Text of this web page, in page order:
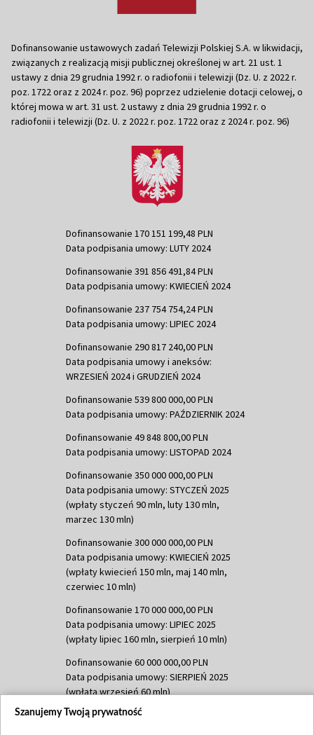
Dofinansowanie ustawowych zadań Telewizji Polskiej S.A. w likwidacji,
związanych z realizacją misji publicznej określonej w art. 21 ust. 1
ustawy z dnia 29 grudnia 1992 r. o radiofonii i telewizji (Dz. U. z 2022 r.
poz. 1722 oraz z 2024 r. poz. 96) poprzez udzielenie dotacji celowej, o
której mowa w art. 31 ust. 2 ustawy z dnia 29 grudnia 1992 r. o
radiofonii i telewizji (Dz. U. z 2022 r. poz. 1722 oraz z 2024 r. poz. 96)
Dofinansowanie 170 151 199,48 PLN
Data podpisania umowy: LUTY 2024
Dofinansowanie 391 856 491,84 PLN
Data podpisania umowy: KWIECIEŃ 2024
Dofinansowanie 237 754 754,24 PLN
Data podpisania umowy: LIPIEC 2024
Dofinansowanie 290 817 240,00 PLN
Data podpisania umowy i aneksów:
WRZESIEŃ 2024 i GRUDZIEŃ 2024
Dofinansowanie 539 800 000,00 PLN
Data podpisania umowy: PAŹDZIERNIK 2024
Dofinansowanie 49 848 800,00 PLN
Data podpisania umowy: LISTOPAD 2024
Dofinansowanie 350 000 000,00 PLN
Data podpisania umowy: STYCZEŃ 2025
(wpłaty styczeń 90 mln, luty 130 mln,
marzec 130 mln)
Dofinansowanie 300 000 000,00 PLN
Data podpisania umowy: KWIECIEŃ 2025
(wpłaty kwiecień 150 mln, maj 140 mln,
czerwiec 10 mln)
Dofinansowanie 170 000 000,00 PLN
Data podpisania umowy: LIPIEC 2025
(wpłaty lipiec 160 mln, sierpień 10 mln)
Dofinansowanie 60 000 000,00 PLN
Data podpisania umowy: SIERPIEŃ 2025
(wpłata wrzesień 60 mln)
Dofinansowanie 635 783 051,21 PLN
Szanujemy Twoją prywatność